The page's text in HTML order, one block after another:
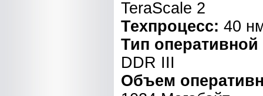
TeraScale 2
Техпроцесс: 40
Тип
DDR III
Объем